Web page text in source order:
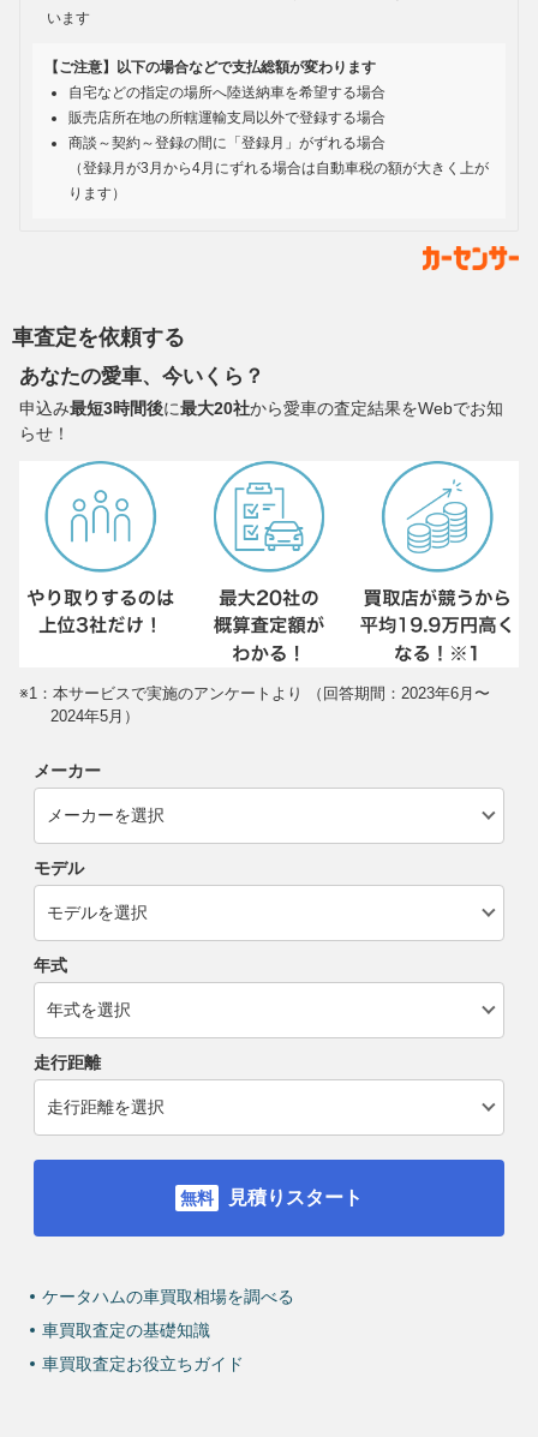
います
【ご注意】以下の場合などで支払総額が変わります
自宅などの指定の場所へ陸送納車を希望する場合
販売店所在地の所轄運輸支局以外で登録する場合
商談～契約～登録の間に「登録月」がずれる場合
（登録月が3月から4月にずれる場合は自動車税の額が大きく上が
ります）
車査定を依頼する
あなたの愛車、今いくら？
申込み最短3時間後に最大20社から愛車の査定結果をWebでお知
らせ！
※1：本サービスで実施のアンケートより （回答期間：2023年6月〜
2024年5月）
メーカー
モデル
年式
走行距離
見積りスタート
ケータハムの車買取相場を調べる
車買取査定の基礎知識
車買取査定お役立ちガイド